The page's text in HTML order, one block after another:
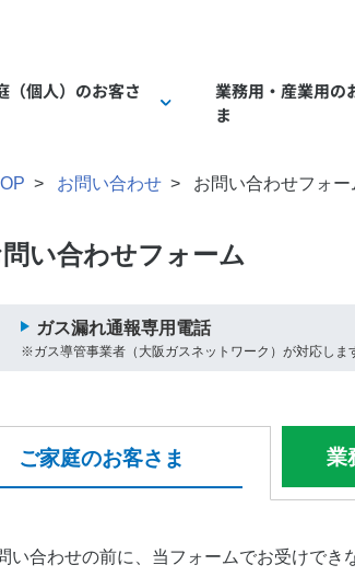
（個人） のお客さ
業務用・産業用の
ま
技術開発 カーボ
社会貢献 採用情
> お問い合わせ > お問い合わせフォー
い合わせフォーム
ガス漏れ通報専用電話
※ガス導管事業者（大阪ガスネットワーク）が対応しま
ご家庭のお客さま 業
い合わせの前に、当フォームでお受けでき